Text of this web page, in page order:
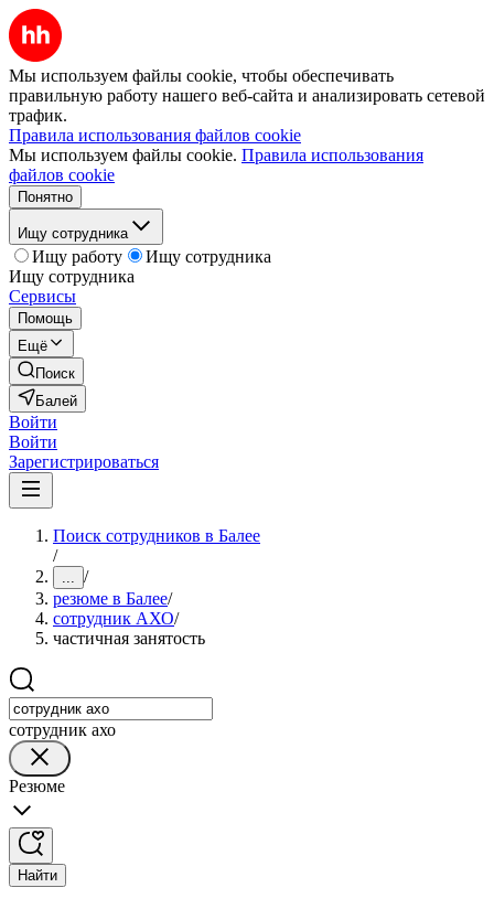
Мы используем файлы cookie, чтобы обеспечивать
правильную работу нашего веб-сайта и анализировать сетевой
трафик.
Правила использования файлов cookie
Мы используем файлы cookie. Правила использования
файлов cookie
Понятно
Ищу сотрудника
Ищу работу
Ищу сотрудника
Ищу сотрудника
Сервисы
Помощь
Ещё
Поиск
Балей
Войти
Войти
Зарегистрироваться
Поиск сотрудников в Балее
/
... /
резюме в Балее/
сотрудник АХО/
частичная занятость
сотрудник ахо
Резюме
Найти